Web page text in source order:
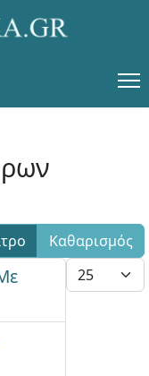
Καθαρισμός
Εμφάνιση #